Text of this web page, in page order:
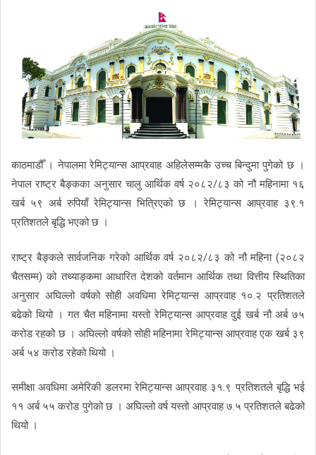
काठमाडौँ । नेपालमा रेमिट्यान्स आप्रवाह अहिलेसम्मकै उच्च बिन्दुमा पुगेको छ ।
नेपाल राष्ट्र बैङ्कका अनुसार चालु आर्थिक वर्ष २०८२/८३ को नौ महिनामा १६
खर्ब ५९ अर्ब रुपियाँ रेमिट्यान्स भित्रिएको छ । रेमिट्यान्स आप्रवाह ३९.१
प्रतिशतले बृद्धि भएको छ ।
राष्ट्र बैङ्कले सार्वजनिक गरेको आर्थिक वर्ष २०८२/८३ को नौ महिना (२०८२
चैतसम्म) को तथ्याङ्कमा आधारित देशको वर्तमान आर्थिक तथा वित्तीय स्थितिका
अनुसार अघिल्लो वर्षको सोही अवधिमा रेमिट्यान्स आप्रवाह १०.२ प्रतिशतले
बढेको थियो । गत चैत महिनामा यस्तो रेमिट्यान्स आप्रवाह दुई खर्ब नौ अर्ब ७५
करोड रहको छ । अघिल्लो वर्षको सोही महिनामा रेमिट्यान्स आप्रवाह एक खर्ब ३९
अर्ब ५४ करोड रहेको थियो ।
समीक्षा अवधिमा अमेरिकी डलरमा रेमिट्यान्स आप्रवाह ३१.९ प्रतिशतले बृद्धि भई
११ अर्ब ५५ करोड पुगेको छ । अघिल्लो वर्ष यस्तो आप्रवाह ७.५ प्रतिशतले बढेको
थियो ।